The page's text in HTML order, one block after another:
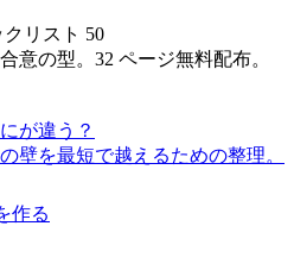
リスト 50
意の型。32 ページ無料配布。
が違う？
壁を最短で越えるための整理。
作る